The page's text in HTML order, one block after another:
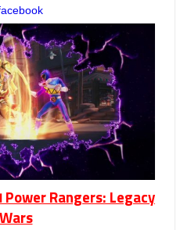
Rangers: Legacy
Wars